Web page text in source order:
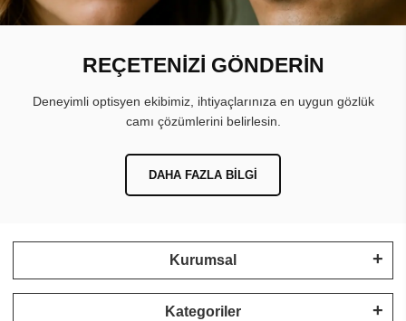
REÇETENİZİ GÖNDERİN
Deneyimli optisyen ekibimiz, ihtiyaçlarınıza en uygun gözlük
camı çözümlerini belirlesin.
DAHA FAZLA BILGI
Kurumsal
Kategoriler